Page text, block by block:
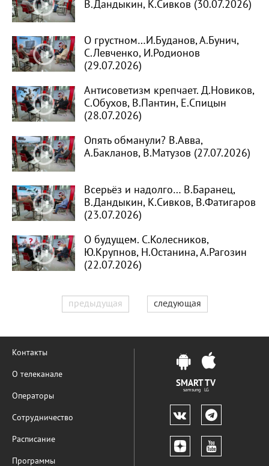
В.Дандыкин, К.Сивков (30.07.2026)
О грустном…И.Буданов, А.Бунич,
С.Левченко, И.Родионов
(29.07.2026)
Антисоветизм крепчает. Д.Новиков,
С.Обухов, В.Пантин, Е.Спицын
(28.07.2026)
Опять обманули? В.Авва,
А.Бакланов, В.Матузов (27.07.2026)
Всерьёз и надолго… В.Баранец,
В.Дандыкин, К.Сивков, В.Фатигаров
(23.07.2026)
О будущем. С.Колесников,
Ю.Крупнов, Н.Останина, А.Рагозин
(22.07.2026)
предыдущая следующая
Контакты
О телеканале
Операторы
Сотрудничество
Расписание
Программы
SMART TV
samsung LG